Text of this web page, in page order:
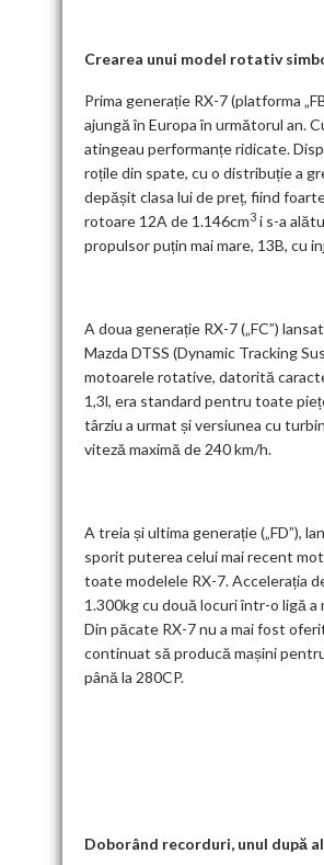
Crearea unui model rotativ
Prima generație RX-7 (platforma
ajungă în Europa în următorul an.
atingeau performanțe ridicate.
roțile din spate, cu o distribuție a
depășit clasa lui de preț, fiind
rotoare 12A de 1.146cm3 i s-a
propulsor puțin mai mare, 13B, cu
A doua generație RX-7 („FC”)
Mazda DTSS (Dynamic Tracking
motoarele rotative, datorită
1,3l, era standard pentru toate
târziu a urmat și versiunea cu
viteză maximă de 240 km/h.
A treia și ultima generație („FD”),
sporit puterea celui mai recent
toate modelele RX-7. Accelerația
1.300kg cu două locuri într-o ligă
Din păcate RX-7 nu a mai fost
continuat să producă mașini
până la 280CP.
Doborând recorduri, unul după